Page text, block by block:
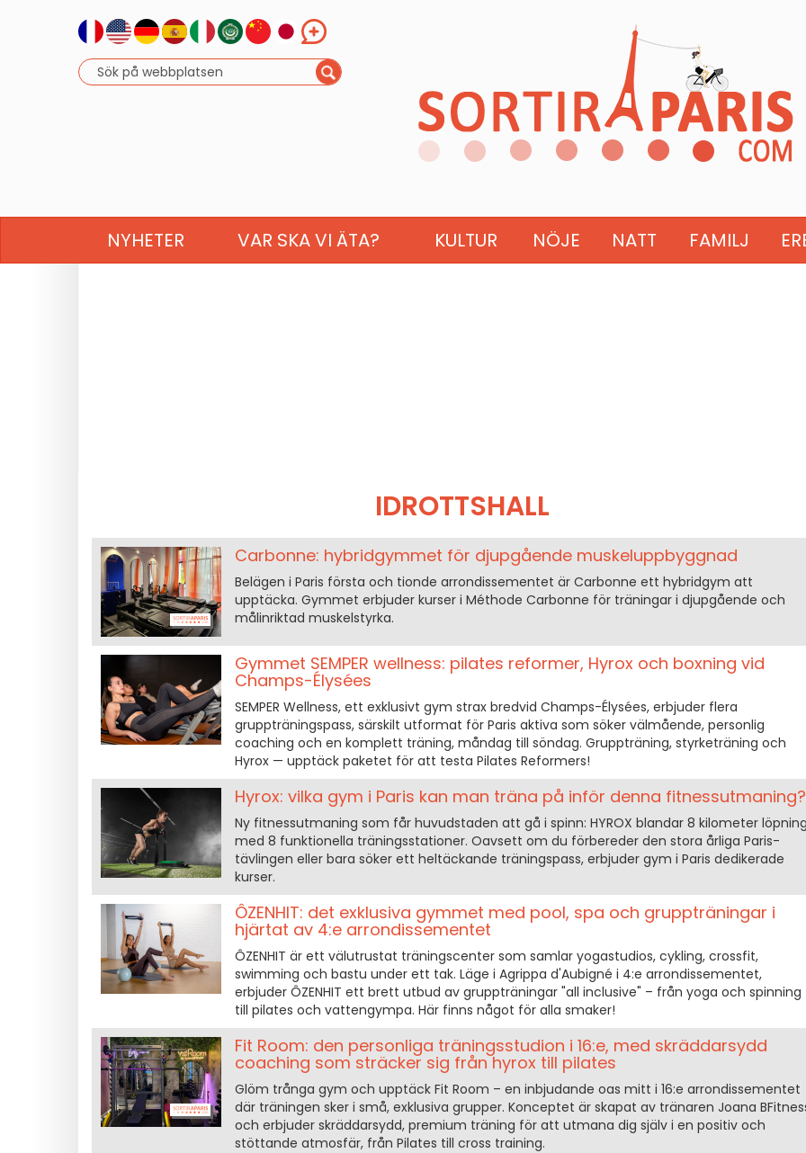
NYHETER VAR SKA VI ÄTA? KULTUR NÖJE NATT FAMILJ
IDROTTSHALL
Carbonne: hybridgymmet för djupgående muskeluppbyggnad
Belägen i Paris första och tionde arrondissementet är Carbonne ett hybridgym att
upptäcka. Gymmet erbjuder kurser i Méthode Carbonne för träningar i djupgående och
målinriktad muskelstyrka.
Gymmet SEMPER wellness: pilates reformer, Hyrox och boxning vid
Champs-Élysées
SEMPER Wellness, ett exklusivt gym strax bredvid Champs-Élysées, erbjuder flera
gruppträningspass, särskilt utformat för Paris aktiva som söker välmående, personlig
coaching och en komplett träning, måndag till söndag. Gruppträning, styrketräning och
Hyrox — upptäck paketet för att testa Pilates Reformers!
Hyrox: vilka gym i Paris kan man träna på inför denna fitnessutmaning?
Ny fitnessutmaning som får huvudstaden att gå i spinn: HYROX blandar 8 kilometer
med 8 funktionella träningsstationer. Oavsett om du förbereder den stora årliga Paris-
tävlingen eller bara söker ett heltäckande träningspass, erbjuder gym i Paris dedikerade
kurser.
ÔZENHIT: det exklusiva gymmet med pool, spa och gruppträningar i
hjärtat av 4:e arrondissementet
ÔZENHIT är ett välutrustat träningscenter som samlar yogastudios, cykling, crossfit,
swimming och bastu under ett tak. Läge i Agrippa d'Aubigné i 4:e arrondissementet,
erbjuder ÔZENHIT ett brett utbud av gruppträningar "all inclusive" – från yoga och spinning
till pilates och vattengympa. Här finns något för alla smaker!
Fit Room: den personliga träningsstudion i 16:e, med skräddarsydd
coaching som sträcker sig från hyrox till pilates
Glöm trånga gym och upptäck Fit Room – en inbjudande oas mitt i 16:e arrondissementet
där träningen sker i små, exklusiva grupper. Konceptet är skapat av tränaren Joana
och erbjuder skräddarsydd, premium träning för att utmana dig själv i en positiv och
stöttande atmosfär, från Pilates till cross training.